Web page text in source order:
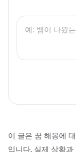
이 글은 꿈 해몽에
입니다. 실제 상황